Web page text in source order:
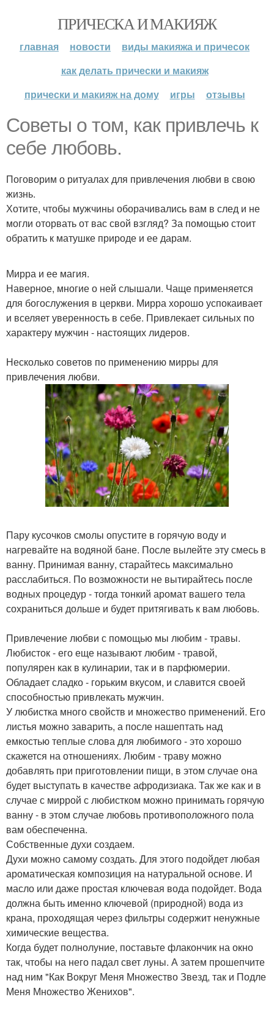
ПРИЧЕСКА И МАКИЯЖ
главная новости
виды макияжа и причесок
как делать прически и макияж
прически и макияж на дому
игры отзывы
Советы о том, как привлечь к
себе любовь.
Поговорим о ритуалах для привлечения любви в свою
жизнь.
Хотите, чтобы мужчины оборачивались вам в след и не
могли оторвать от вас свой взгляд? За помощью стоит
обратить к матушке природе и ее дарам.
Мирра и ее магия.
Наверное, многие о ней слышали. Чаще применяется
для богослужения в церкви. Мирра хорошо успокаивает
и вселяет уверенность в себе. Привлекает сильных по
характеру мужчин - настоящих лидеров.
Несколько советов по применению мирры для
привлечения любви.
Пару кусочков смолы опустите в горячую воду и
нагревайте на водяной бане. После вылейте эту смесь в
ванну. Принимая ванну, старайтесь максимально
расслабиться. По возможности не вытирайтесь после
водных процедур - тогда тонкий аромат вашего тела
сохраниться дольше и будет притягивать к вам любовь.
Привлечение любви с помощью мы любим - травы.
Любисток - его еще называют любим - травой,
популярен как в кулинарии, так и в парфюмерии.
Обладает сладко - горьким вкусом, и славится своей
способностью привлекать мужчин.
У любистка много свойств и множество применений. Его
листья можно заварить, а после нашептать над
емкостью теплые слова для любимого - это хорошо
скажется на отношениях. Любим - траву можно
добавлять при приготовлении пищи, в этом случае она
будет выступать в качестве афродизиака. Так же как и в
случае с миррой с любистком можно принимать горячую
ванну - в этом случае любовь противоположного пола
вам обеспеченна.
Собственные духи создаем.
Духи можно самому создать. Для этого подойдет любая
ароматическая композиция на натуральной основе. И
масло или даже простая ключевая вода подойдет. Вода
должна быть именно ключевой (природной) вода из
крана, проходящая через фильтры содержит ненужные
химические вещества.
Когда будет полнолуние, поставьте флакончик на окно
так, чтобы на него падал свет луны. А затем прошепчите
над ним "Как Вокруг Меня Множество Звезд, так и Подле
Меня Множество Женихов".